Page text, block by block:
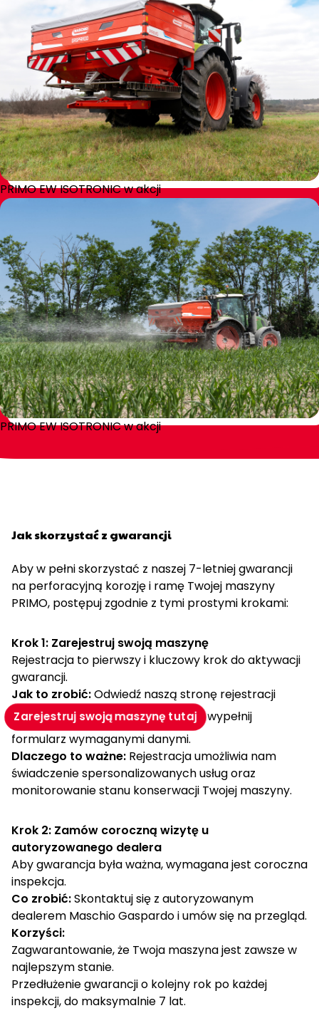
PRIMO EW ISOTRONIC w akcji
PRIMO EW ISOTRONIC w akcji
Jak skorzystać z gwarancji
Aby w pełni skorzystać z naszej 7-letniej gwarancji
na perforacyjną korozję i ramę Twojej maszyny
PRIMO, postępuj zgodnie z tymi prostymi krokami:
Krok 1: Zarejestruj swoją maszynę
Rejestracja to pierwszy i kluczowy krok do aktywacji
gwarancji.
Jak to zrobić:Odwiedź naszą stronę rejestracji
Zarejestruj swoją maszynę tutaj
i wypełnij
formularz wymaganymi danymi.
Dlaczego to ważne: Rejestracja umożliwia nam
świadczenie spersonalizowanych usług oraz
monitorowanie stanu konserwacji Twojej maszyny.
Krok 2: Zamów coroczną wizytę u
autoryzowanego dealera
Aby gwarancja była ważna, wymagana jest coroczna
inspekcja.
Co zrobić:Skontaktuj się z autoryzowanym
dealerem Maschio Gaspardo i umów się na przegląd.
Korzyści:
Zagwarantowanie, że Twoja maszyna jest zawsze w
najlepszym stanie.
Przedłużenie gwarancji o kolejny rok po każdej
inspekcji, do maksymalnie 7 lat.